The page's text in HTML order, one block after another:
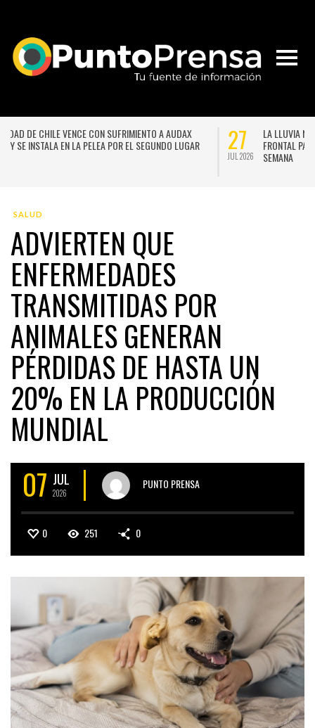
21
NACE LA PRIMERA ESCUELA MUJERES TECNO-CREATIVAS DE
CHILE PARA FORMAR EN NUEVAS TECNOLOGÍAS APLICADAS A
SALUD
ADVIERTEN QUE
ENFERMEDADES
TRANSMITIDAS POR
ANIMALES GENERAN
PÉRDIDAS DE HASTA UN
20% EN LA PRODUCCIÓN
MUNDIAL
07 JUL
2026
PUNTO PRENSA
0 251 0